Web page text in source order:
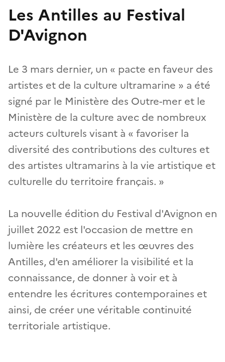
Les Antilles au Festival
D'Avignon
Le 3 mars dernier, un « pacte en faveur des
artistes et de la culture ultramarine » a été
signé par le Ministère des Outre-mer et le
Ministère de la culture avec de nombreux
acteurs culturels visant à « favoriser la
diversité des contributions des cultures et
des artistes ultramarins à la vie artistique et
culturelle du territoire français. »
La nouvelle édition du Festival d'Avignon en
juillet 2022 est l'occasion de mettre en
lumière les créateurs et les œuvres des
Antilles, d'en améliorer la visibilité et la
connaissance, de donner à voir et à
entendre les écritures contemporaines et
ainsi, de créer une véritable continuité
territoriale artistique.